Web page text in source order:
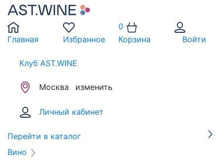
Главная Избранное
0
Корзина
Войти
Клуб AST.WINE
Москва изменить
Личный кабинет
Перейти в каталог
Вино